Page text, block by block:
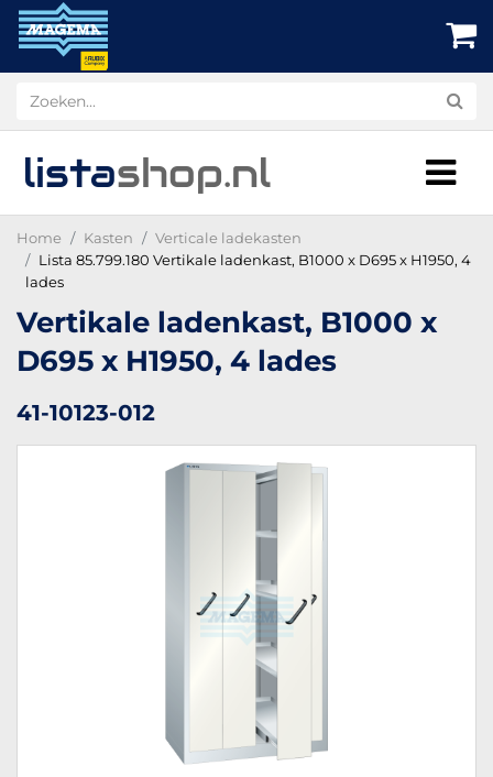
listashop.nl
Home Kasten
Verticale ladekasten
Lista 85.799.180 Vertikale ladenkast, B1000 x D695 x H1950, 4
lades
Vertikale ladenkast, B1000 x
D695 x H1950, 4 lades
41-10123-012